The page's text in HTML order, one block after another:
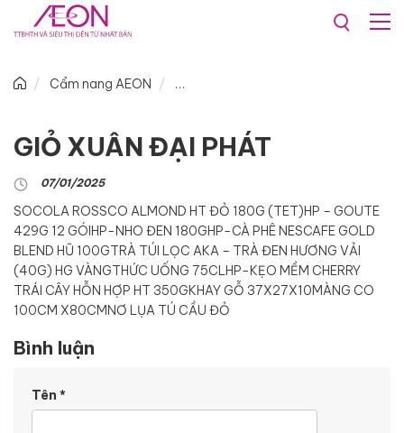
Cẩm nang AEON
GIỎ XUÂN ĐẠI PHÁT
07/01/2025
SOCOLA ROSSCO ALMOND HT ĐỎ 180G (TET)HP – GOUTE
429G 12 GÓIHP-NHO ĐEN 180GHP-CÀ PHÊ NESCAFE GOLD
BLEND HŨ 100GTRÀ TÚI LỌC AKA – TRÀ ĐEN HƯƠNG VẢI
(40G) HG VÀNGTHỨC UỐNG 75CLHP-KẸO MỀM CHERRY
TRÁI CÂY HỖN HỢP HT 350GKHAY GỖ 37X27X10MÀNG CO
100CM X80CMNƠ LỤA TÚ CẦU ĐỎ
Bình luận
Tên *